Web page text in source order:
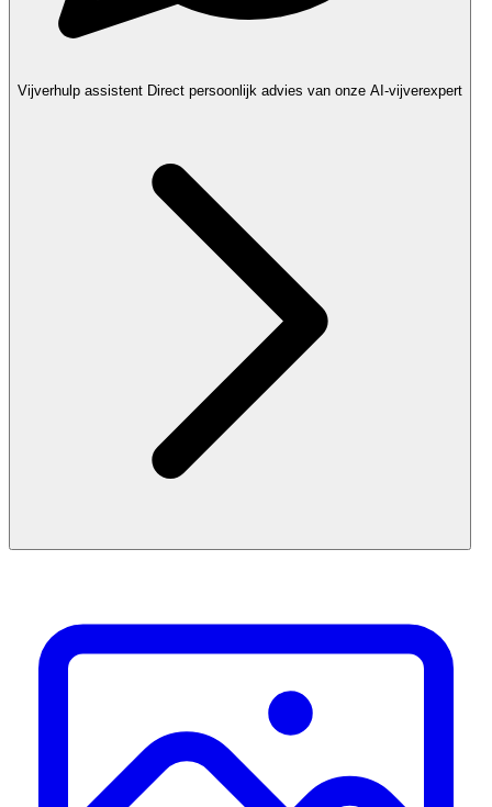
Vijverhulp assistent Direct persoonlijk advies van onze AI-vijverexpert